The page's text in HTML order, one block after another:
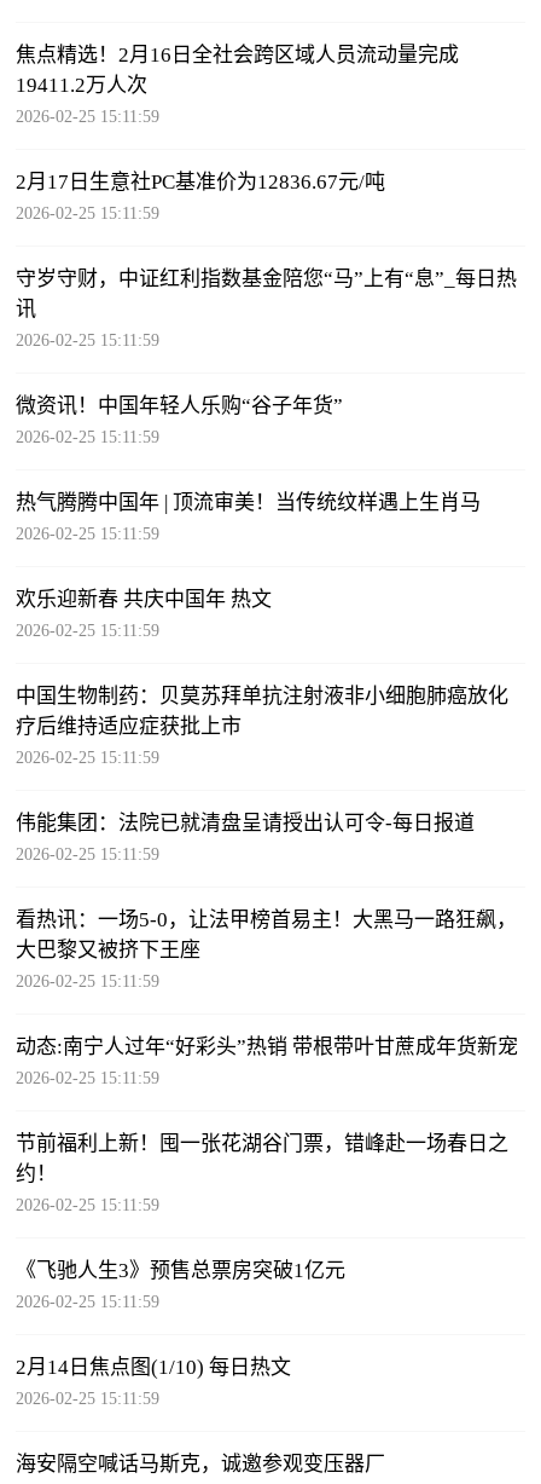
焦点精选！2月16日全社会跨区域人员流动量完成
19411.2万人次
2026-02-25 15:11:59
2月17日生意社PC基准价为12836.67元/吨
2026-02-25 15:11:59
守岁守财，中证红利指数基金陪您“马”上有“息”_每日热
讯
2026-02-25 15:11:59
微资讯！中国年轻人乐购“谷子年货”
2026-02-25 15:11:59
热气腾腾中国年 | 顶流审美！当传统纹样遇上生肖马
2026-02-25 15:11:59
欢乐迎新春 共庆中国年 热文
2026-02-25 15:11:59
中国生物制药：贝莫苏拜单抗注射液非小细胞肺癌放化
疗后维持适应症获批上市
2026-02-25 15:11:59
伟能集团：法院已就清盘呈请授出认可令-每日报道
2026-02-25 15:11:59
看热讯：一场5-0，让法甲榜首易主！大黑马一路狂飙，
大巴黎又被挤下王座
2026-02-25 15:11:59
动态:南宁人过年“好彩头”热销 带根带叶甘蔗成年货新宠
2026-02-25 15:11:59
节前福利上新！囤一张花湖谷门票，错峰赴一场春日之
约！
2026-02-25 15:11:59
《飞驰人生3》预售总票房突破1亿元
2026-02-25 15:11:59
2月14日焦点图(1/10) 每日热文
2026-02-25 15:11:59
海安隔空喊话马斯克，诚邀参观变压器厂